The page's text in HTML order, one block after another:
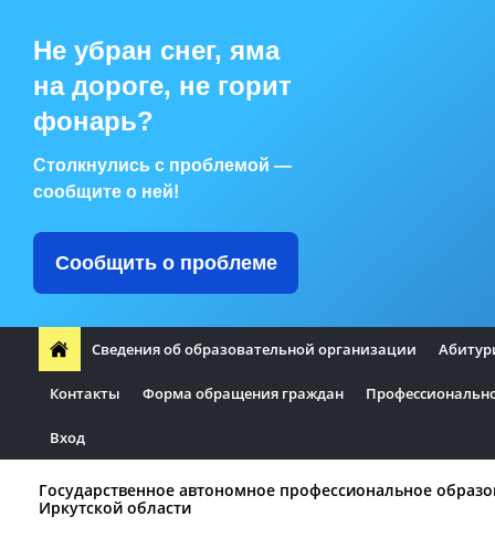
Не убран снег, яма
на дороге, не горит
фонарь?
Столкнулись с проблемой —
сообщите о ней!
Сообщить о проблеме
Сведения об образовательной организации
Контакты Форма обращения граждан
Вход
Государственное автономное профессиональное
Иркутской области